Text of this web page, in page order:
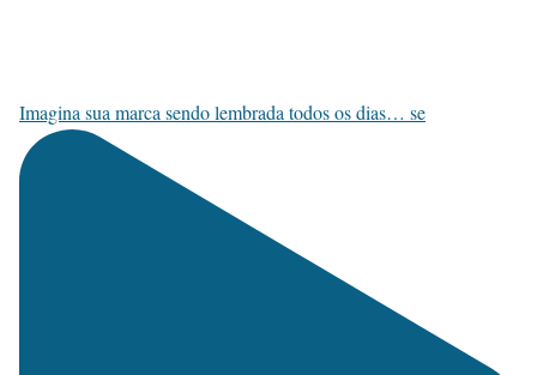
Imagina sua marca sendo lembrada todos os dias… se